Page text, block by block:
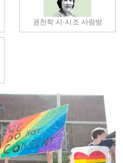
권천학 시·시조 사랑방